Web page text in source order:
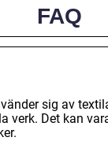
FAQ
sig av
verk. Det kan